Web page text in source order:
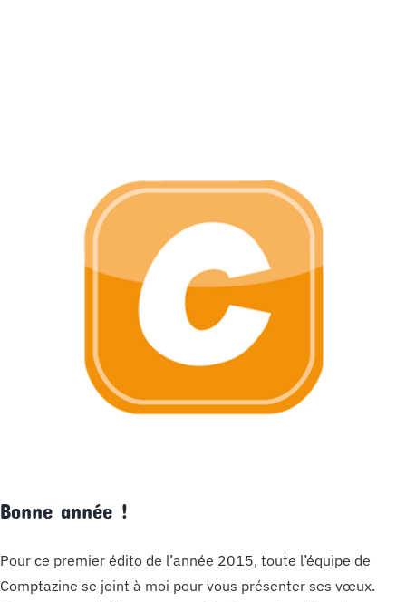
Bonne année !
Pour ce premier édito de l’année 2015, toute l’équipe de
Comptazine se joint à moi pour vous présenter ses vœux.